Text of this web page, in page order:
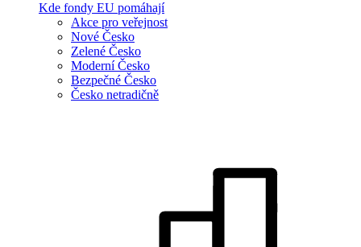
Kde fondy EU pomáhají
Akce pro veřejnost
Nové Česko
Zelené Česko
Moderní Česko
Bezpečné Česko
Česko netradičně